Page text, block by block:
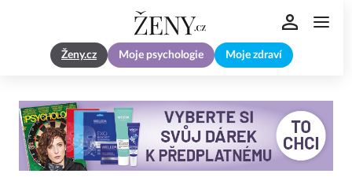
Ženy.cz Moje psychologie Moje zdraví